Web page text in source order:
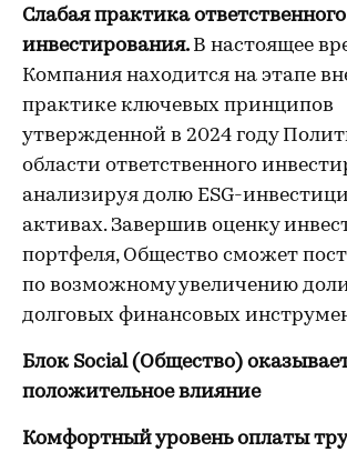
Слабая практика ответственного
инвестирования. В настоящее
Компания находится на этапе
практике ключевых принципов
утвержденной в 2024 году
области ответственного
анализируя долю ESG-
активах. Завершив оценку
портфеля, Общество сможет
по возможному увеличению
долговых финансовых
Блок Social (Общество)
положительное влияние
Комфортный уровень оплаты